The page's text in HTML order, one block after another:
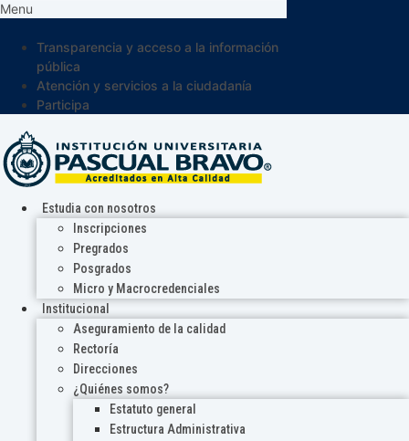
Menu
Transparencia y acceso a la información
pública
Atención y servicios a la ciudadanía
Participa
Estudia con nosotros
Inscripciones
Pregrados
Posgrados
Micro y Macrocredenciales
Institucional
Aseguramiento de la calidad
Rectoría
Direcciones
¿Quiénes somos?
Estatuto general
Estructura Administrativa